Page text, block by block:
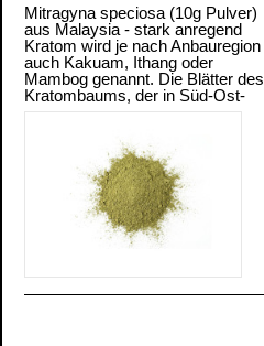
Mitragyna speciosa (10g Pulver)
aus Malaysia - stark anregend
Kratom wird je nach Anbauregion
auch Kakuam, Ithang oder
Mambog genannt. Die Blätter des
Kratombaums, der in Süd-Ost-